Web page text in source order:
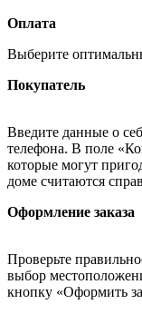
Оплата
Выберите
Покупатель
Введите данные о
телефона. В поле
которые могут
доме считаются
Оформление заказа
Проверьте
выбор
кнопку «Оформить